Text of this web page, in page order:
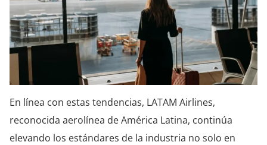
En línea con estas tendencias, LATAM Airlines,
reconocida aerolínea de América Latina, continúa
elevando los estándares de la industria no solo en